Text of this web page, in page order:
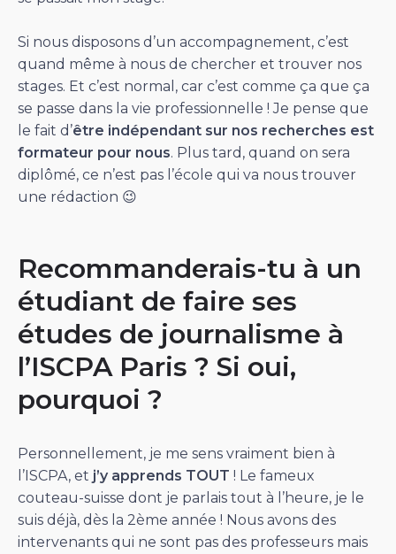
Si nous disposons d’un accompagnement, c’est
quand même à nous de chercher et trouver nos
stages. Et c’est normal, car c’est comme ça que ça
se passe dans la vie professionnelle ! Je pense que
le fait d’être indépendant sur nos recherches est
formateur pour nous. Plus tard, quand on sera
diplômé, ce n’est pas l’école qui va nous trouver
une rédaction 😉
Recommanderais-tu à un
étudiant de faire ses
études de journalisme à
l’ISCPA Paris ? Si oui,
pourquoi ?
Personnellement, je me sens vraiment bien à
l’ISCPA, et j’y apprends TOUT ! Le fameux
couteau-suisse dont je parlais tout à l’heure, je le
suis déjà, dès la 2ème année ! Nous avons des
intervenants qui ne sont pas des professeurs mais